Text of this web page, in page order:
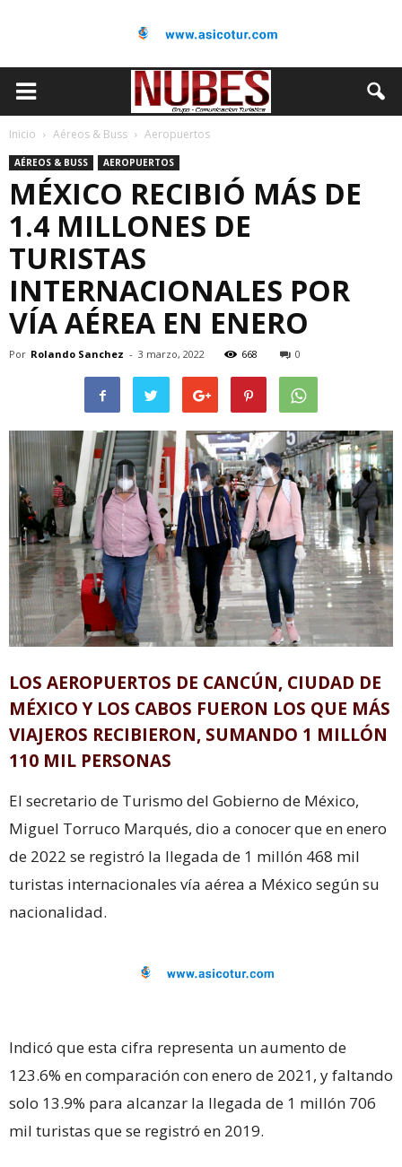
Inicio Aéreos & Buss Aeropuertos
AÉREOS & BUSS AEROPUERTOS
MÉXICO RECIBIÓ MÁS DE
1.4 MILLONES DE
TURISTAS
INTERNACIONALES POR
VÍA AÉREA EN ENERO
Por Rolando Sanchez - 3 marzo, 2022 668 0
LOS AEROPUERTOS DE CANCÚN, CIUDAD DE
MÉXICO Y LOS CABOS FUERON LOS QUE MÁS
VIAJEROS RECIBIERON, SUMANDO 1 MILLÓN
110 MIL PERSONAS
El secretario de Turismo del Gobierno de México,
Miguel Torruco Marqués, dio a conocer que en enero
de 2022 se registró la llegada de 1 millón 468 mil
turistas internacionales vía aérea a México según su
nacionalidad.
Indicó que esta cifra representa un aumento de
123.6% en comparación con enero de 2021, y faltando
solo 13.9% para alcanzar la llegada de 1 millón 706
mil turistas que se registró en 2019.